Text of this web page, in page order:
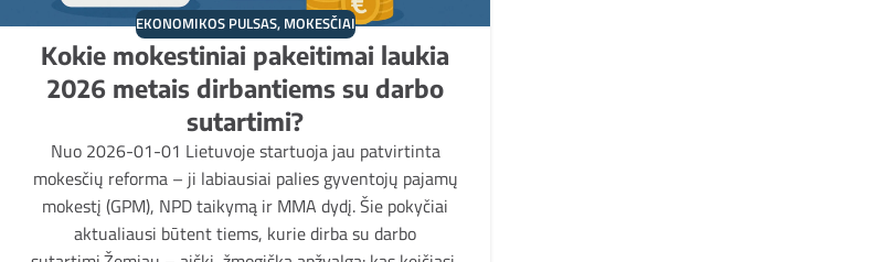
EKONOMIKOS PULSAS, MOKESČIAI
Kokie mokestiniai pakeitimai laukia
2026 metais dirbantiems su darbo
sutartimi?
Nuo 2026-01-01 Lietuvoje startuoja jau patvirtinta
mokesčių reforma – ji labiausiai palies gyventojų pajamų
mokestį (GPM), NPD taikymą ir MMA dydį. Šie pokyčiai
aktualiausi būtent tiems, kurie dirba su darbo